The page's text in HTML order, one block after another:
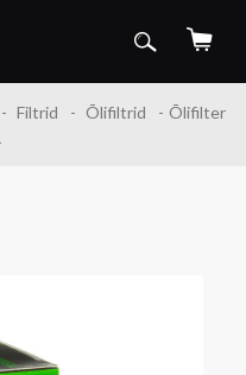
Filtrid Õlifiltrid
Õlifilter